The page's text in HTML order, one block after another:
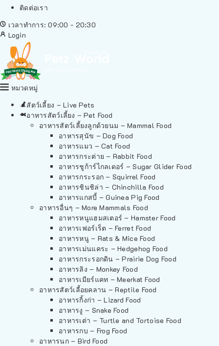
ติดต่อเรา
เวลาทำการ: 09:00 - 20:30
Login
หมวดหมู่
สัตว์เลี้ยง – Live Pets
อาหารสัตว์เลี้ยง – Pet Food
อาหารสัตว์เลี้ยงลูกด้วยนม – Mammal Food
อาหารสุนัข – Dog Food
อาหารแมว – Cat Food
อาหารกระต่าย – Rabbit Food
อาหารชูก้าร์ไกลเดอร์ – Sugar Glider Food
อาหารกระรอก – Squirrel Food
อาหารชินชิล่า – Chinchilla Food
อาหารแกสบี้ – Guinea Pig Food
อาหารอื่นๆ – More Mammals Food
อาหารหนูแฮมสเตอร์ – Hamster Food
อาหารเฟอร์เร็ต – Ferret Food
อาหารหนู – Rats & Mice Food
อาหารเม่นแคระ – Hedgehog Food
อาหารกระรอกดิน – Prairie Dog Food
อาหารลิง – Monkey Food
อาหารเมียร์แคท – Meerkat Food
อาหารสัตว์เลี้อยคลาน – Reptile Food
อาหารกิ้งก่า – Lizard Food
อาหารงู – Snake Food
อาหารเต่า – Turtle and Tortoise Food
อาหารกบ – Frog Food
อาหารนก – Bird Food